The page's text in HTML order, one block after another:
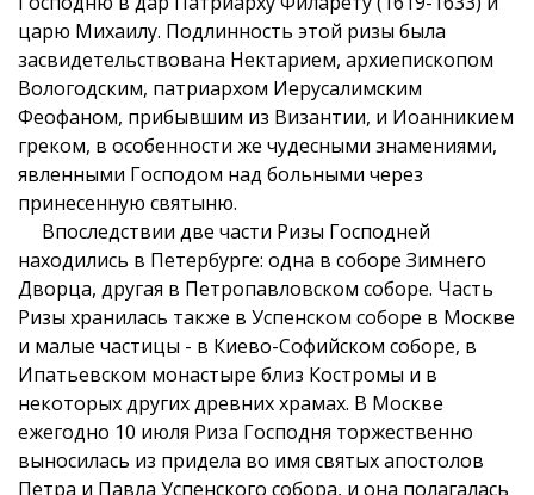
царю Михаилу. Подлинность этой ризы была
засвидетельствована Нектарием, архиепископом
Вологодским, патриархом Иерусалимским
Феофаном, прибывшим из Византии, и Иоанникием
греком, в особенности же чудесными знамениями,
явленными Господом над больными через
принесенную святыню.
Впоследствии две части Ризы Господней
находились в Петербурге: одна в соборе Зимнего
Дворца, другая в Петропавловском соборе. Часть
Ризы хранилась также в Успенском соборе в Москве
и малые частицы - в Киево-Софийском соборе, в
Ипатьевском монастыре близ Костромы и в
некоторых других древних храмах. В Москве
ежегодно 10 июля Риза Господня торжественно
выносилась из придела во имя святых апостолов
Петра и Павла Успенского собора, и она полагалась